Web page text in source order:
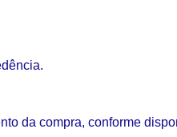
da compra, conforme